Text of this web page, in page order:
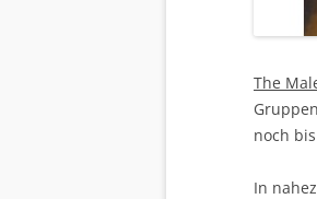
The
noch
In